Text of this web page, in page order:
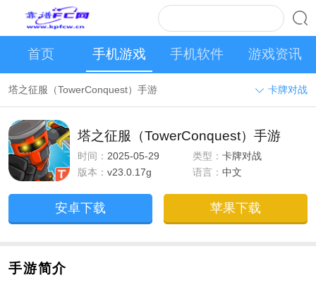
首页 手机游戏 手机软件 游戏资讯
塔之征服（TowerConquest）手游 卡牌对战
塔之征服（TowerConquest）手游
时间： 2025-05-29 类型：卡牌对战
版本：v23.0.17g 语言：中文
安卓下载 苹果下载
手游简介